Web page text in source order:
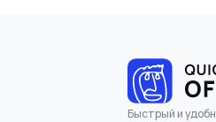
Быстрый и